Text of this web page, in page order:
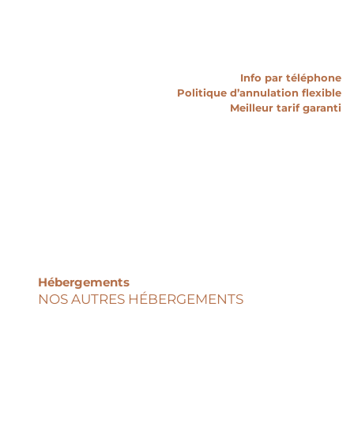
Info par téléphone
Politique d’annulation flexible
Meilleur tarif garanti
Hébergements
NOS AUTRES HÉBERGEMENTS